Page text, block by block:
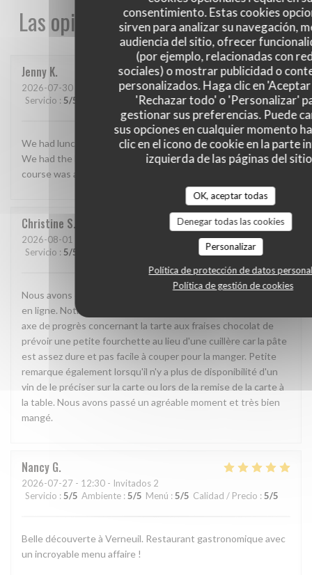
consentimiento. Estas cookies
sirven para analizar su navegación,
audiencia del sitio, ofrecer
(por ejemplo, relacionadas con
sociales) o mostrar publicidad o
personalizados. Haga clic en
'Rechazar todo' o 'Personalizar'
gestionar sus preferencias. Puede
sus opciones en cualquier momento
clic en el icono de cookie en la parte
izquierda de las páginas del
OK, aceptar todas
Denegar todas las cookies
Personalizar
Política de protección de datos
Política de gestión de cookies
Las opiniones de nuestros clientes
Jenny K
2026-07-30 - 12:30 - Invitados 2
Servicio : 5/5 /5 Menú:5/5 Calidad / Precio:5/5
We had lunch here while visiting the area. It was delicious.
We had the Menu Normande which was great value and every
course was a treat.
Christine S
2026-08-01
Servicio : 5/5 Calidad / Precio
Nous avons été très bien accueillis la réservation a été simple
en ligne. Notification d'allergie à bien été retenue . Un petit
axe de progrès concernant la tarte aux fraises chocolat de
prévoir une petite fourchette au lieu d'une cuillère car la pâte
est assez dure et pas facile à couper pour la manger. Petite
remarque également lorsqu'il n'y a plus de disponibilité d'un
vin de le préciser sur la carte ou lors de la remise de la carte à
la table. Nous avons passé un agréable moment et très bien
mangé.
Nancy G
2026-07-27 - 12:30 - Invitados 2
Servicio : 5/5 Ambiente : 5/5 Menú :5/5 Calidad / Precio : 5/5
Belle découverte à Verneuil. Restaurant gastronomique avec
un incroyable menu affaire !